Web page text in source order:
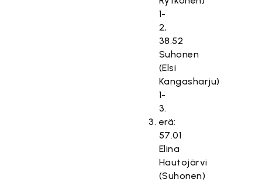
1-
2,
38.52
Suhonen
(Elsi
Kangasharju)
1-
3.
erä:
57.01
Elina
Hautojärvi
(Suhonen)